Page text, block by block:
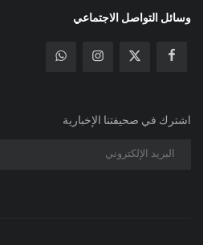
وسائل التواصل الاجتماعي
اشترك في صحيفتنا الإخبارية